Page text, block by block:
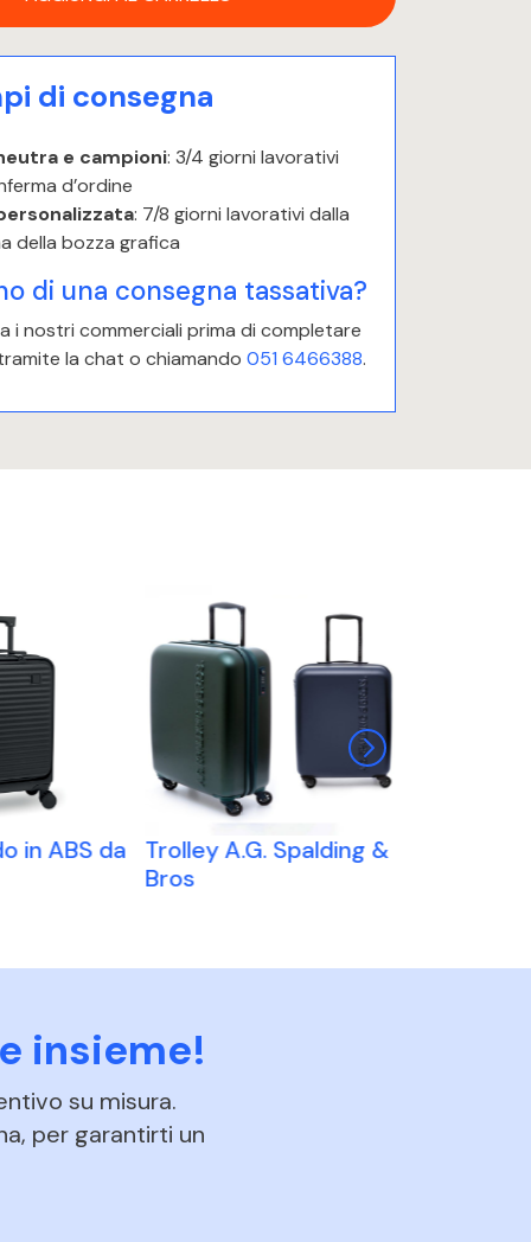
di consegna
e campioni: 3/4 giorni lavorativi
d’ordine
: 7/8 giorni lavorativi dalla
della bozza grafica
di una consegna tassativa?
i nostri commerciali prima di completare
la chat o chiamando 051 6466388.
in ABS da
Trolley A.G. Spalding &
Bros
insieme!
su misura.
per garantirti un